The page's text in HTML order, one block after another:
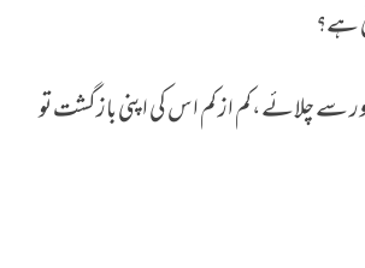
ہے؟
سے چلائے،کم از کم اس کی اپنی بازگشت تو